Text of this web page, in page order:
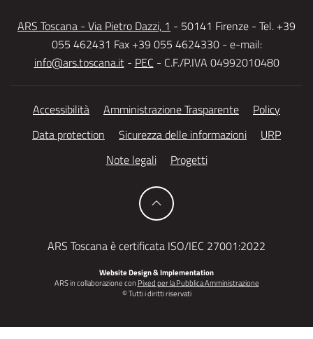
ARS Toscana - Via Pietro Dazzi, 1 - 50141 Firenze - Tel. +39
055 462431 Fax +39 055 4624330 - e-mail:
info@ars.toscana.it- PEC - C.F./P.IVA 04992010480
Accessibilità Amministrazione Trasparente
Policy
Data protection
Sicurezza delle informazioni
URP
Note legali
Progetti
ARS Toscana è certificata ISO/IEC 27001:2022
Website Design & Implementation
ARS in collaborazione conPixed per la Pubblica Amministrazione
© Tutti i diritti riservati